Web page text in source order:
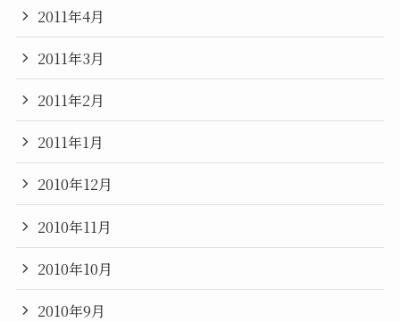
2011年4月
2011年3月
2011年2月
2011年1月
2010年12月
2010年11月
2010年10月
2010年9月